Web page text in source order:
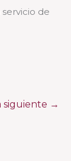
de
siguiente →